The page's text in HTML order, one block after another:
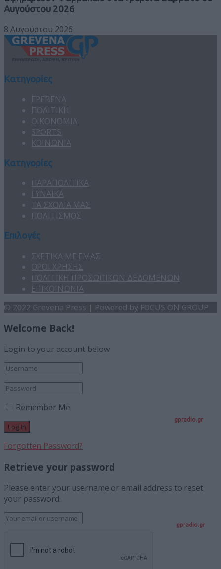
gpradio.gr
Αυγούστου 2026
8 Αυγούστου 2026
Κατηγορίες
ΓΡΕΒΕΝΑ
ΠΟΛΙΤΙΚΗ
ΟΙΚΟΝΟΜΙΑ
SPORTS
ΚΟΙΝΩΝΙΑ
Κατηγορίες
ΠΑΡΑΠΟΛΙΤΙΚΑ
ΓΥΝΑΙΚΑ
ΤΑ ΣΧΟΛΙΑ ΜΑΣ
ΠΟΛΙΤΙΣΜΟΣ
Επιλογές
ΣΧΕΤΙΚΑ ΜΕ ΕΜΑΣ
ΟΡΟΙ ΧΡΗΣΗΣ
ΠΟΛΙΤΙΚΗ ΠΡΟΣΩΠΙΚΩΝ ΔΕΔΟΜΕΝΩΝ
ΕΠΙΚΟΙΝΩΝΙΑ
© 2022 Grevena Press | Powered by FOCUS ON GROUP
Welcome Back!
Login to your account below
Remember Me
Forgotten Password?
Retrieve your password
Please enter your username or email address to reset
your password.
gpradio.gr